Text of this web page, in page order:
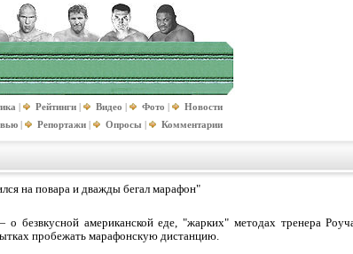
| Рейтинги | Видео | Фото |
Новости
| Репортажи | Опросы | Комментарии
безвкусной американской еде, "жарких" методах тренера
пробежать марафонскую дистанцию.